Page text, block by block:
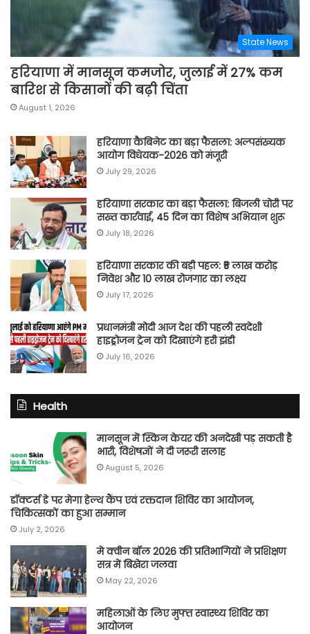
State News
हरियाणा में मानसून कमजोर, जुलाई में 27% कम
बारिश से किसानों की बढ़ी चिंता
August 1, 2026
हरियाणा कैबिनेट का बड़ा फैसला: अल्पसंख्यक
आयोग विधेयक-2026 को मंजूरी
July 29, 2026
हरियाणा सरकार का बड़ा फैसला: बिजली चोरी पर
सख्त कार्रवाई, 45 दिन का विशेष अभियान शुरू
July 18, 2026
हरियाणा सरकार की बड़ी पहल: ₹5 लाख करोड़
निवेश और 10 लाख रोजगार का लक्ष्य
July 17, 2026
प्रधानमंत्री मोदी आज देश की पहली स्वदेशी
हाइड्रोजन ट्रेन को दिखाएंगे हरी झंडी
July 16, 2026
Health
मानसून में स्किन केयर की अनदेखी पड़ सकती है
भारी, विशेषज्ञों ने दी जरूरी सलाह
August 5, 2026
डॉक्टर्स डे पर मेगा हेल्थ कैंप एवं रक्तदान शिविर का आयोजन,
चिकित्सकों का हुआ सम्मान
July 2, 2026
मे क्वीन बॉल 2026 की प्रतिभागियों ने प्रशिक्षण
सत्र में बिखेरा जलवा
May 22, 2026
महिलाओं के लिए मुफ्त स्वास्थ्य शिविर का
आयोजन